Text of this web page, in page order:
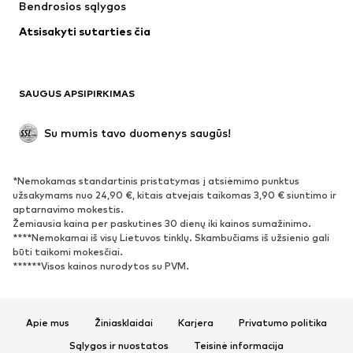
Apatiniai
Paltai
Proginiai
Išskirtiniai
BATAI
Naujienos
Sportbačiai
Aulinukai
Batai su kulniukais
Auliniai batai
Įsispiriami bateliai
Šlepetės
Bendrosios sąlygos
Atsisakyti sutarties čia
SAUGUS APSIPIRKIMAS
Su mumis tavo duomenys saugūs!
*Nemokamas standartinis pristatymas į atsiėmimo punktus
užsakymams nuo 24,90 €, kitais atvejais taikomas 3,90 € siuntimo ir
aptarnavimo mokestis.
Žemiausia kaina per paskutines 30 dienų iki kainos sumažinimo.
****Nemokamai iš visų Lietuvos tinklų. Skambučiams iš užsienio gali
būti taikomi mokesčiai.
******Visos kainos nurodytos su PVM.
Apie mus Žiniasklaidai Karjera
Privatumo politika
Sąlygos ir nuostatos
Teisinė informacija